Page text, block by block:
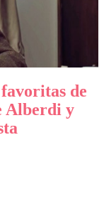
de
Alberdi y